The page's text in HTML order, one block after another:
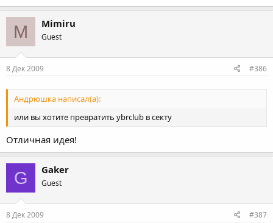
M Mimiru
Guest
8 Дек 2009 #386
Андрюшка написал(а):
или вы хотите превратить ybrclub в секту
Отличная идея!
G Gaker
Guest
8 Дек 2009 #387